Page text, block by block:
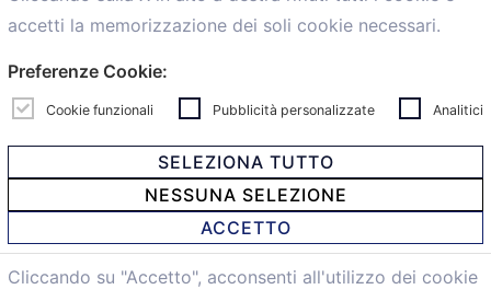
News
personalCaf
© 2021 Confartigianato Imprese Mandamento Bologna -
Via Papini, 18 - 40128 Bologna - Italy
Privacy e Cookie
accetti la memorizzazione dei soli cookie necessari.
Preferenze Cookie:
Cookie funzionali Pubblicità personalizzate Analitici
SELEZIONA TUTTO
NESSUNA SELEZIONE
ACCETTO
Cliccando su "Accetto", acconsenti all'utilizzo dei cookie